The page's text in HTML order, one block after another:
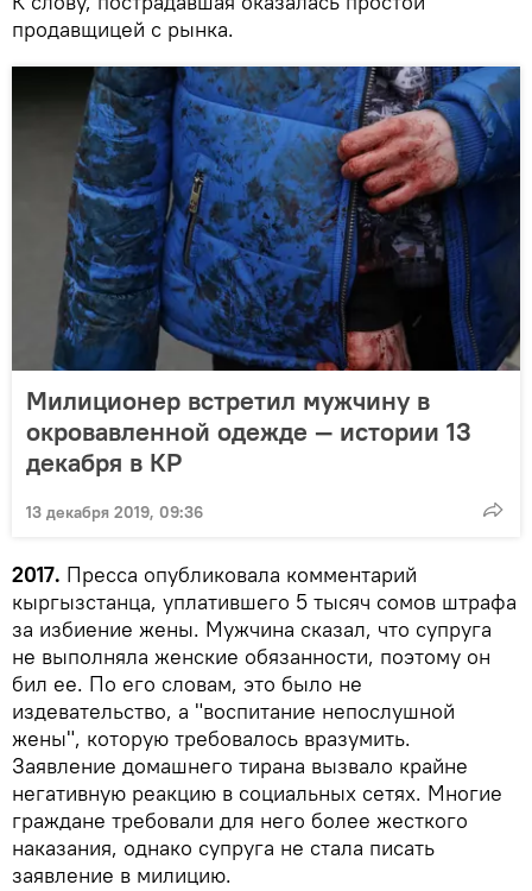
продавщицей с рынка.
Милиционер встретил мужчину в
окровавленной одежде — истории 13
декабря в КР
13 декабря 2019, 09:36
2017. Пресса опубликовала комментарий
кыргызстанца, уплатившего 5 тысяч сомов штрафа
за избиение жены. Мужчина сказал, что супруга
не выполняла женские обязанности, поэтому он
бил ее. По его словам, это было не
издевательство, а "воспитание непослушной
жены", которую требовалось вразумить.
Заявление домашнего тирана вызвало крайне
негативную реакцию в социальных сетях. Многие
граждане требовали для него более жесткого
наказания, однако супруга не стала писать
заявление в милицию.